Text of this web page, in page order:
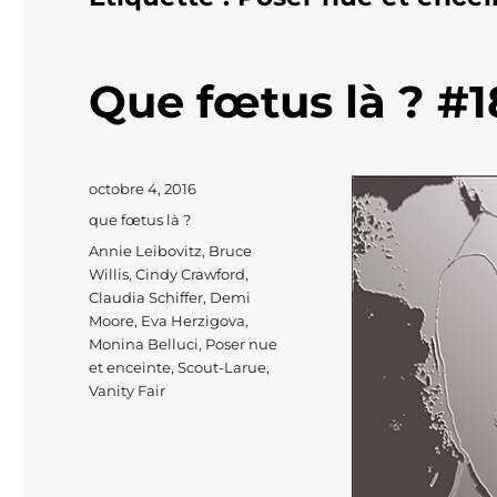
Que fœtus là ?
Publié
octobre 4, 2016
Catégories
que fœtus là ?
Étiquettes
Annie Leibovitz, Bruce
Willis,Cindy Crawford,
Claudia Schiffer, Demi
Moore, Eva Herzigova,
Monina Belluci, Poser nue
et enceinte,Scout-Larue,
Vanity Fair